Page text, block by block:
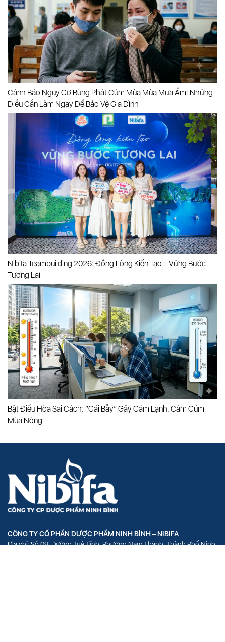
Cảnh Báo Nguy Cơ Bùng Phát Cúm Mùa Mùa Mưa Ẩm: Những
Điều Cần Làm Ngay Để Bảo Vệ Gia Đình
Nibifa Teambuilding 2026: Đồng Lòng Kiến Tạo – Vững Bước
Tương Lai
Bật Điều Hòa Sai Cách: “cái Bẫy” Gây Cảm Lạnh, Cảm Cúm
Mùa Nóng
CÔNG TY CỔ PHẦN DƯỢC PHẨM NINH BÌNH – NIBIFA
Địa chỉ: Số 09, Đường Tuệ Tĩnh, Phường Nam Thành, Thành Phố Ninh